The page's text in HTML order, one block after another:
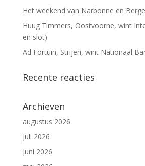
Het weekend van Narbonne en
Huug Timmers, Oostvoorne, wint
en slot)
Ad Fortuin, Strijen, wint Nationaal
Recente reacties
Archieven
augustus 2026
juli 2026
juni 2026